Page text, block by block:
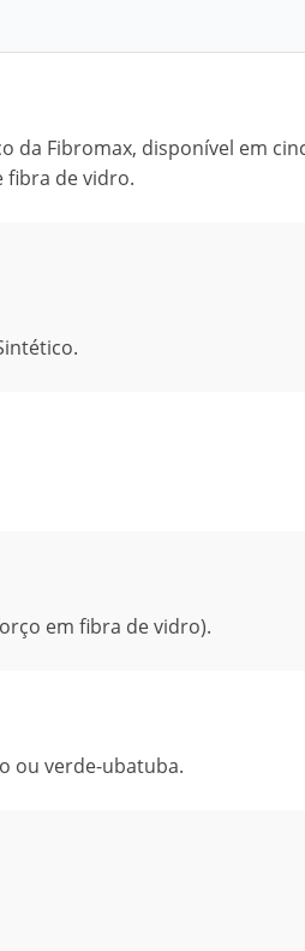
da Fibromax, disponível em
fibra de vidro.
em fibra de vidro).
ou verde-ubatuba.